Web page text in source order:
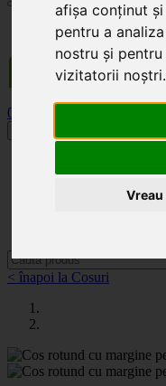
afișa conținut
pentru a
nostru și
vizitatorii noștri.
Transportul este GRATUIT
valoare de 100
0
Categorii
< înapoi la Cosuri